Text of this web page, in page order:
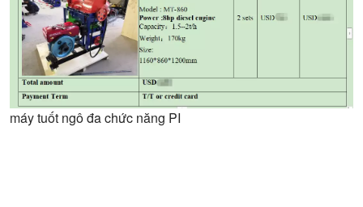
máy tuốt ngô đa chức năng PI